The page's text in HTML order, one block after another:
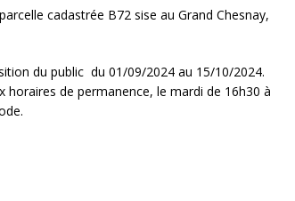
cadastrée B72 sise au Grand Chesnay,
du public du 01/09/2024 au 15/10/2024.
de permanence, le mardi de 16h30 à